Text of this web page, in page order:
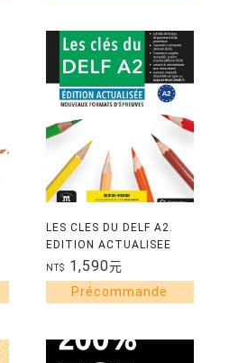
LES CLES DU DELF A2.
EDITION ACTUALISEE
HYBRIDE
NT$ 1,590元